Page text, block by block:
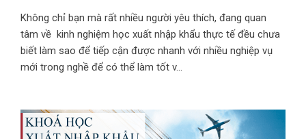
Không chỉ bạn mà rất nhiều người yêu thích, đang quan
tâm về kinh nghiệm học xuất nhập khẩu thực tế đều chưa
biết làm sao để tiếp cận được nhanh với nhiều nghiệp vụ
mới trong nghề để có thể làm tốt v...